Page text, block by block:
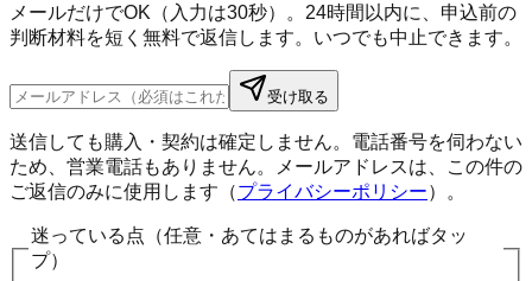
メールだけでOK（入力は30秒）。24時間以内に、申込前の
判断材料を短く無料で返信します。いつでも中止できます。
受け取る
送信しても購入・契約は確定しません。電話番号を伺わない
ため、営業電話もありません。メールアドレスは、この件の
ご返信のみに使用します（プライバシーポリシー）。
迷っている点（任意・あてはまるものがあればタッ
プ）